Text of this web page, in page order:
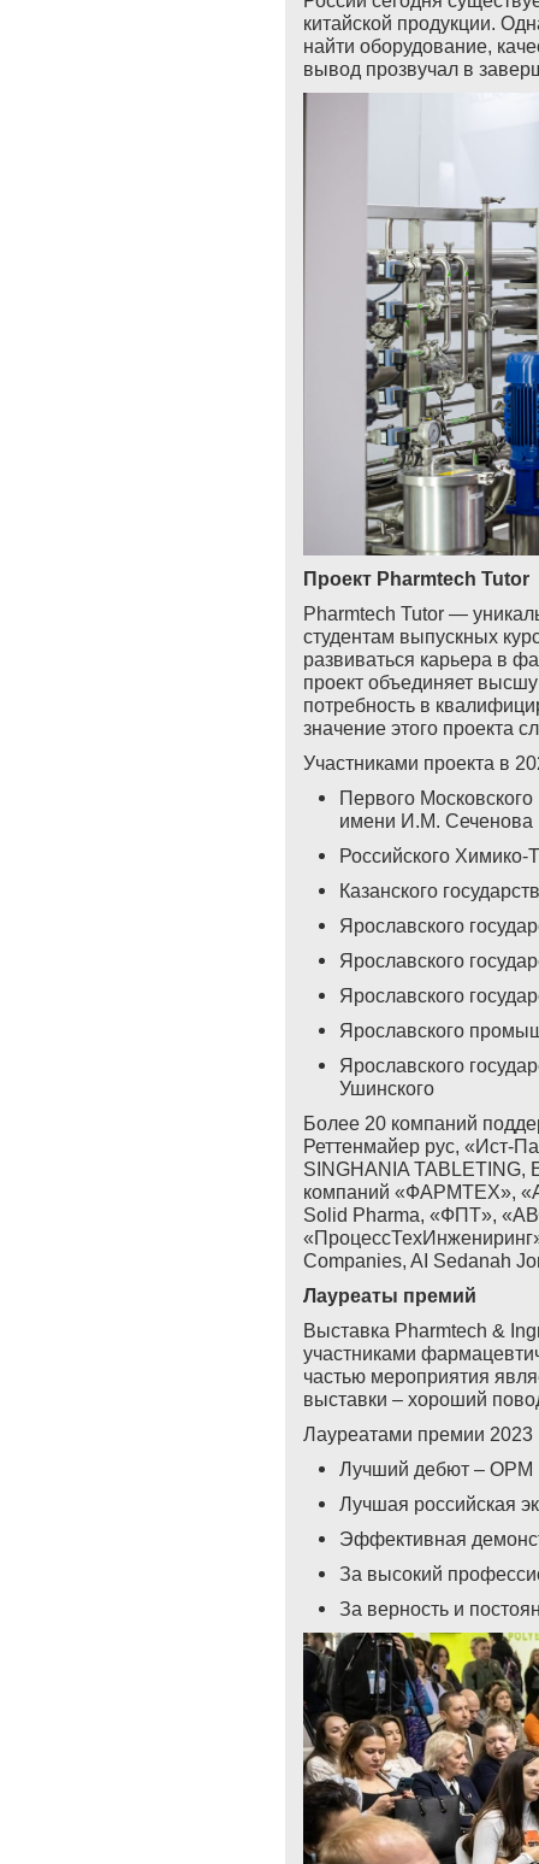
китайской продукции.
найти оборудование,
вывод прозвучал в
Проект Pharmtech Tutor
Pharmtech Tutor —
студентам выпускных
развиваться карьера в
проект объединяет
потребность в
значение этого проекта
Участниками проекта в
Первого Московского
имени И.М. Сеченова
Российского Химико-
Казанского
Ярославского
Ярославского
Ярославского
Ярославского
Ярославского
Ушинского
Более 20 компаний
Реттенмайер рус, «Ист-
SINGHANIA TABLETING,
компаний «ФАРМТЕХ», «
Solid Pharma, «ФПТ», «
«ПроцессТехИнжениринг
Companies, AI Sedanah
Лауреаты премий
Выставка Pharmtech &
участниками
частью мероприятия
выставки – хороший
Лауреатами премии 2023
Лучший дебют – OPM
Лучшая российская
Эффективная
За высокий
За верность и